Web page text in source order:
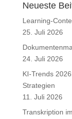
Neueste
Learning-
25. Juli 2026
24. Juli 2026
KI-Trends
Strategien
11. Juli 2026
Transkription